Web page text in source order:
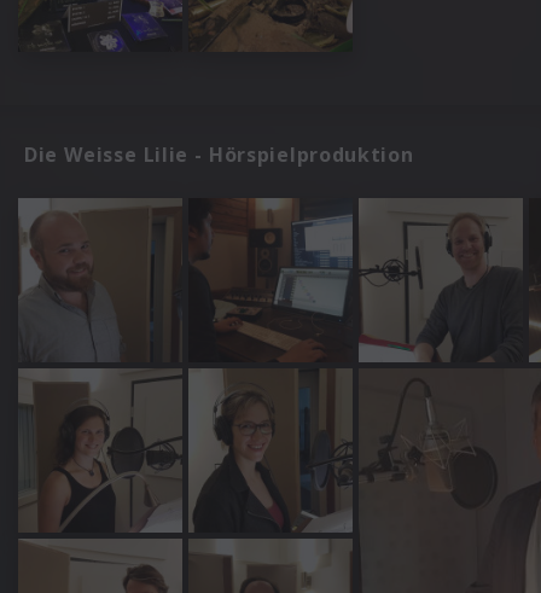
Die Weisse Lilie - Hörspielproduktion